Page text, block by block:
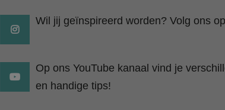
Wil jij geïnspireerd worden? Volg ons
Op ons YouTube kanaal vind je
en handige tips!